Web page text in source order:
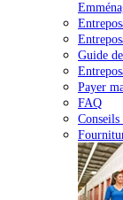
Guide
Payer
FAQ